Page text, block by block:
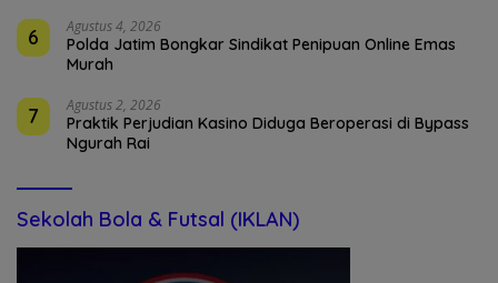
6 Agustus 4, 2026
Polda Jatim Bongkar Sindikat Penipuan Online Emas
Murah
7 Agustus 2, 2026
Praktik Perjudian Kasino Diduga Beroperasi di Bypass
Ngurah Rai
Sekolah Bola & Futsal (IKLAN)